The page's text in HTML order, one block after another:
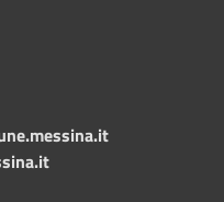
messina.it